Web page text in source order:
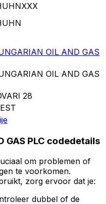
OIL AND GAS
OIL AND GAS
28
GAS PLC codedetails
om problemen of
te voorkomen.
zorg ervoor dat je:
dubbel of de